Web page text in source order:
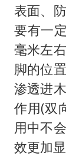
表面、
要有一
毫米左
脚的位
渗透进
作用(双
用中不
效更加显